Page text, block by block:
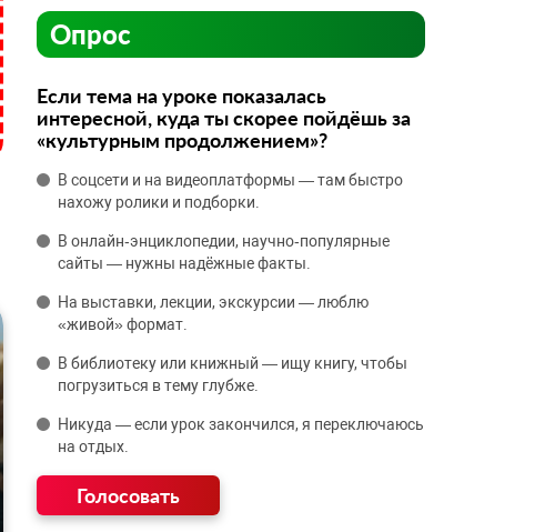
Опрос
Если тема на уроке показалась
интересной, куда ты скорее пойдёшь за
«культурным продолжением»?
В соцсети и на видеоплатформы — там быстро
нахожу ролики и подборки.
В онлайн‑энциклопедии, научно‑популярные
сайты — нужны надёжные факты.
На выставки, лекции, экскурсии — люблю
«живой» формат.
В библиотеку или книжный — ищу книгу, чтобы
погрузиться в тему глубже.
Никуда — если урок закончился, я переключаюсь
на отдых.